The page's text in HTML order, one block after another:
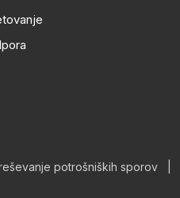
potrošniških sporov